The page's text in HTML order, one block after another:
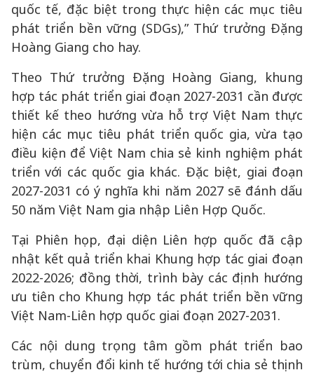
quốc tế, đặc biệt trong thực hiện các mục tiêu
phát triển bền vững (SDGs),” Thứ trưởng Đặng
Hoàng Giang cho hay.
Theo Thứ trưởng Đặng Hoàng Giang, khung
hợp tác phát triển giai đoạn 2027-2031 cần được
thiết kế theo hướng vừa hỗ trợ Việt Nam thực
hiện các mục tiêu phát triển quốc gia, vừa tạo
điều kiện để Việt Nam chia sẻ kinh nghiệm phát
triển với các quốc gia khác. Đặc biệt, giai đoạn
2027-2031 có ý nghĩa khi năm 2027 sẽ đánh dấu
50 năm Việt Nam gia nhập Liên Hợp Quốc.
Tại Phiên họp, đại diện Liên hợp quốc đã cập
nhật kết quả triển khai Khung hợp tác giai đoạn
2022-2026; đồng thời, trình bày các định hướng
ưu tiên cho Khung hợp tác phát triển bền vững
Việt Nam-Liên hợp quốc giai đoạn 2027-2031.
Các nội dung trọng tâm gồm phát triển bao
trùm, chuyển đổi kinh tế hướng tới chia sẻ thịnh